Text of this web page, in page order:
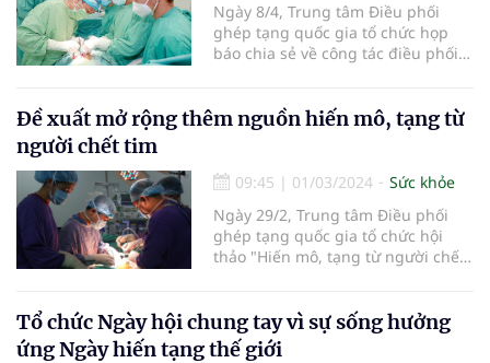
Ngày 8/4, Trung tâm Điều phối
ghép tạng quốc gia tổ chức họp
báo chia sẻ về công tác điều phối
Đề xuất mở rộng thêm nguồn hiến mô, tạng từ
người chết tim
09:45 | 01/03/2024
Sức khỏe
Ngày 29/2, Trung tâm Điều phối
ghép tạng quốc gia tổ chức hội
thảo "Hiến mô, tạng từ người chết
xuất bổ sung chết tim và hiến mô,
tạng từ người chết tim vào Luật.
Tổ chức Ngày hội chung tay vì sự sống hưởng
ứng Ngày hiến tạng thế giới